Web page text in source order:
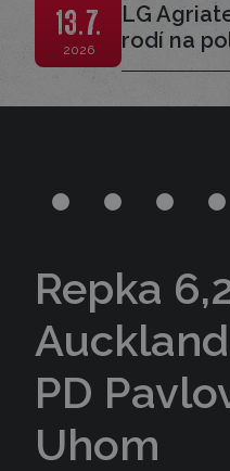
13.7.
2026
LG
rodí na
Repka
PD
Uhom